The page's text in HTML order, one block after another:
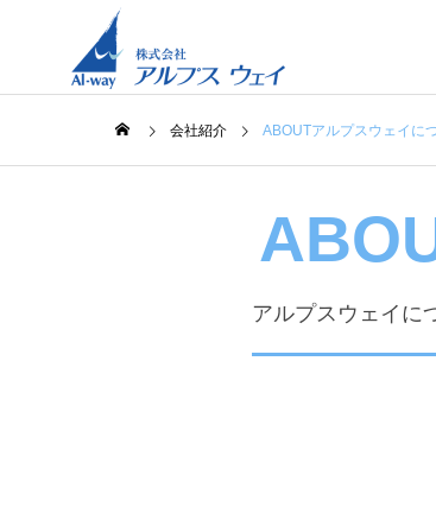
会社紹介 ABOUTアルプスウェイに
アルプスウェイに